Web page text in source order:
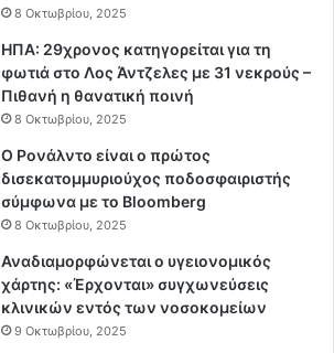
8 Οκτωβρίου, 2025
ΗΠΑ: 29χρονος κατηγορείται για τη
φωτιά στο Λος Άντζελες με 31 νεκρούς –
Πιθανή η θανατική ποινή
8 Οκτωβρίου, 2025
Ο Ρονάλντο είναι ο πρώτος
δισεκατομμυριούχος ποδοσφαιριστής
σύμφωνα με το Bloomberg
8 Οκτωβρίου, 2025
Αναδιαμορφώνεται ο υγειονομικός
χάρτης: «Έρχονται» συγχωνεύσεις
κλινικών εντός των νοσοκομείων
9 Οκτωβρίου, 2025